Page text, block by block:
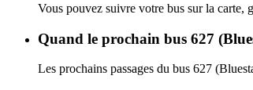
Vous pouvez suivre votre bus sur la carte,
Quand le prochain bus 627
Les prochains passages du bus 627